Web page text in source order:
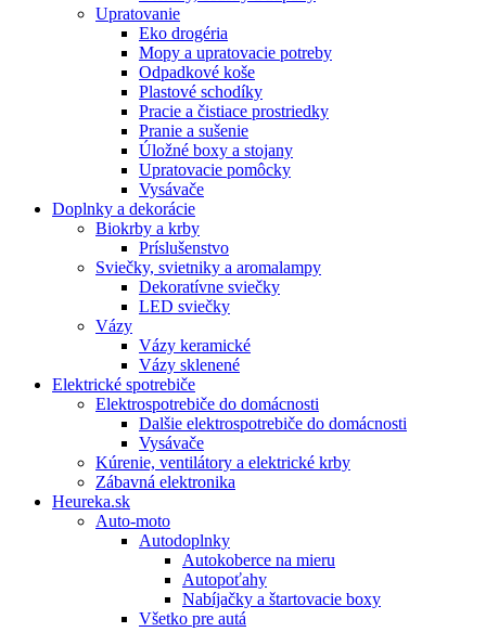
Upratovanie
Eko drogéria
Mopy a upratovacie potreby
Odpadkové koše
Plastové schodíky
Pracie a čistiace prostriedky
Pranie a sušenie
Úložné boxy a stojany
Upratovacie pomôcky
Vysávače
Doplnky a dekorácie
Biokrby a krby
Príslušenstvo
Sviečky, svietniky a aromalampy
Dekoratívne sviečky
LED sviečky
Vázy
Vázy keramické
Vázy sklenené
Elektrické spotrebiče
Elektrospotrebiče do domácnosti
Dalšie elektrospotrebiče do domácnosti
Vysávače
Kúrenie, ventilátory a elektrické krby
Zábavná elektronika
Heureka.sk
Auto-moto
Autodoplnky
Autokoberce na mieru
Autopoťahy
Nabíjačky a štartovacie boxy
Všetko pre autá